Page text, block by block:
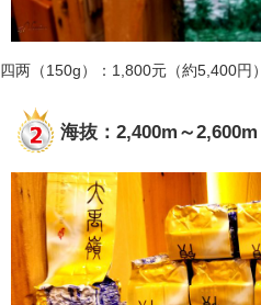
四两（150g）：1,800元（約5,400円）
海抜：2,400m～2,600m